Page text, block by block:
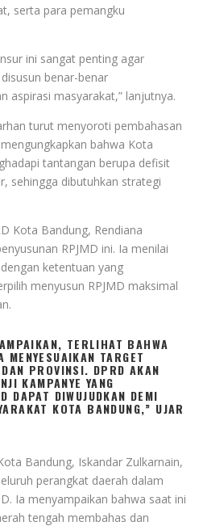
serta para pemangku
ini sangat penting agar
benar-benar
aspirasi masyarakat,” lanjutnya.
turut menyoroti pembahasan
bahwa Kota
tantangan berupa defisit
sehingga dibutuhkan strategi
Kota Bandung, Rendiana
RPJMD ini. Ia menilai
ketentuan yang
menyusun RPJMD maksimal
TERLIHAT BAHWA
MENYESUAIKAN TARGET
PROVINSI. DPRD AKAN
KAMPANYE YANG
DAPAT DIWUJUDKAN DEMI
KOTA BANDUNG,” UJAR
Bandung, Iskandar Zulkarnain,
perangkat daerah dalam
Ia menyampaikan bahwa saat ini
tengah membahas dan